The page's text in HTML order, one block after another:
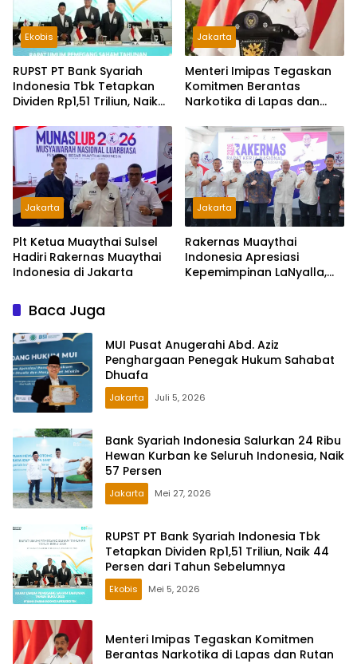
Ekobis
RUPST PT Bank Syariah
Indonesia Tbk Tetapkan
Dividen Rp1,51 Triliun, Naik
Sebelumnya
Jakarta
Menteri Imipas Tegaskan
Komitmen Berantas
Narkotika di Lapas dan
Jakarta
Plt Ketua Muaythai Sulsel
Hadiri Rakernas Muaythai
Indonesia di Jakarta
Jakarta
Rakernas Muaythai
Indonesia Apresiasi
Kepemimpinan LaNyalla,
Baca Juga
MUI Pusat Anugerahi Abd. Aziz
Penghargaan Penegak Hukum Sahabat
Dhuafa
Jakarta Juli 5, 2026
Bank Syariah Indonesia Salurkan 24 Ribu
Hewan Kurban ke Seluruh Indonesia, Naik
57 Persen
Jakarta Mei 27, 2026
RUPST PT Bank Syariah Indonesia Tbk
Tetapkan Dividen Rp1,51 Triliun, Naik 44
Persen dari Tahun Sebelumnya
Ekobis Mei 5, 2026
Menteri Imipas Tegaskan Komitmen
Berantas Narkotika di Lapas dan Rutan